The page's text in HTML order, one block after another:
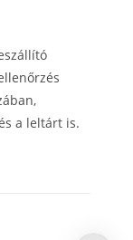
a leltárt is.